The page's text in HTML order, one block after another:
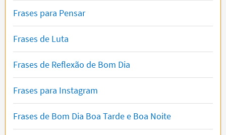
Frases para Pensar
Frases de Luta
Frases de Reflexão de Bom Dia
Frases para Instagram
Frases de Bom Dia Boa Tarde e Boa Noite